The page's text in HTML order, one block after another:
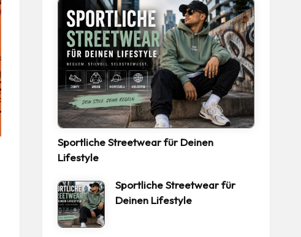
Sportliche Streetwear für Deinen
Lifestyle
Sportliche Streetwear für
Deinen Lifestyle